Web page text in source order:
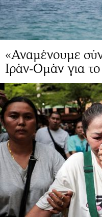
«Αναμένουμε
Ιράν-Ομάν για